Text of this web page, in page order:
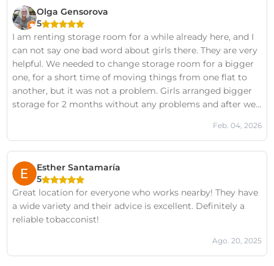
Olga Gensorova
5
I am renting storage room for a while already here, and I
can not say one bad word about girls there. They are very
helpful. We needed to change storage room for a bigger
one, for a short time of moving things from one flat to
another, but it was not a problem. Girls arranged bigger
storage for 2 months without any problems and after we
Feb. 04, 2026
Esther Santamaría
5
Great location for everyone who works nearby! They have
a wide variety and their advice is excellent. Definitely a
reliable tobacconist!
Ago. 20, 2025